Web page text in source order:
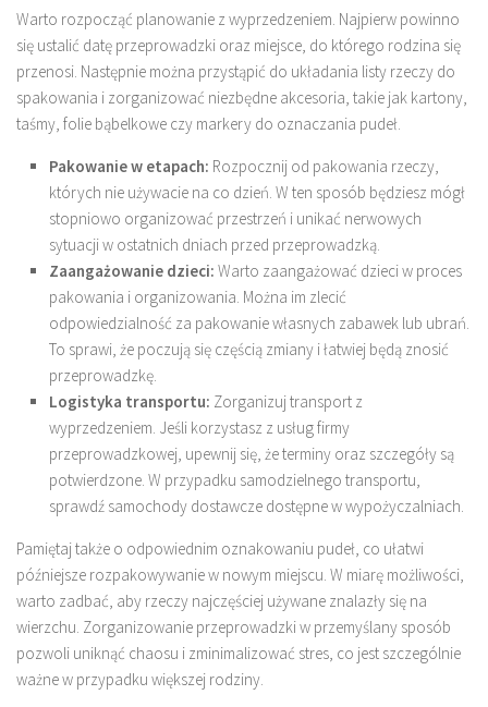
Warto rozpocząć planowanie z wyprzedzeniem. Najpierw powinno
się ustalić datę przeprowadzki oraz miejsce, do którego rodzina się
przenosi. Następnie można przystąpić do układania listy rzeczy do
spakowania i zorganizować niezbędne akcesoria, takie jak kartony,
taśmy, folie bąbelkowe czy markery do oznaczania pudeł.
Pakowanie w etapach: Rozpocznij od pakowania rzeczy,
których nie używacie na co dzień. W ten sposób będziesz mógł
stopniowo organizować przestrzeń i unikać nerwowych
sytuacji w ostatnich dniach przed przeprowadzką.
Zaangażowanie dzieci: Warto zaangażować dzieci w proces
pakowania i organizowania. Można im zlecić
odpowiedzialność za pakowanie własnych zabawek lub ubrań.
To sprawi, że poczują się częścią zmiany i łatwiej będą znosić
przeprowadzkę.
Logistyka transportu: Zorganizuj transport z
wyprzedzeniem. Jeśli korzystasz z usług firmy
przeprowadzkowej, upewnij się, że terminy oraz szczegóły są
potwierdzone. W przypadku samodzielnego transportu,
sprawdź samochody dostawcze dostępne w wypożyczalniach.
Pamiętaj także o odpowiednim oznakowaniu pudeł, co ułatwi
późniejsze rozpakowywanie w nowym miejscu. W miarę możliwości,
warto zadbać, aby rzeczy najczęściej używane znalazły się na
wierzchu. Zorganizowanie przeprowadzki w przemyślany sposób
pozwoli uniknąć chaosu i zminimalizować stres, co jest szczególnie
ważne w przypadku większej rodziny.